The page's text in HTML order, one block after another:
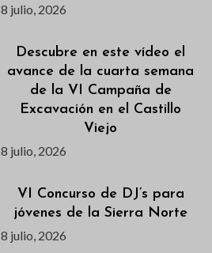
8 julio, 2026
Descubre en este vídeo el
avance de la cuarta semana
de la VI Campaña de
Excavación en el Castillo
Viejo
8 julio, 2026
VI Concurso de DJ’s para
jóvenes de la Sierra Norte
8 julio, 2026